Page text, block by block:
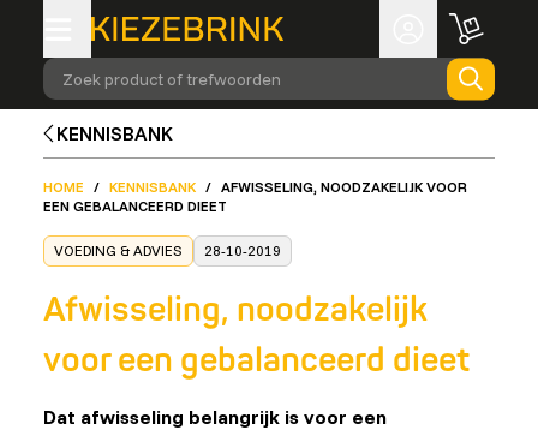
Zoek product of trefwoorden
KENNISBANK
HOME / KENNISBANK / AFWISSELING, NOODZAKELIJK VOOR
EEN GEBALANCEERD DIEET
VOEDING & ADVIES 28-10-2019
Afwisseling, noodzakelijk
voor een gebalanceerd dieet
Dat afwisseling belangrijk is voor een